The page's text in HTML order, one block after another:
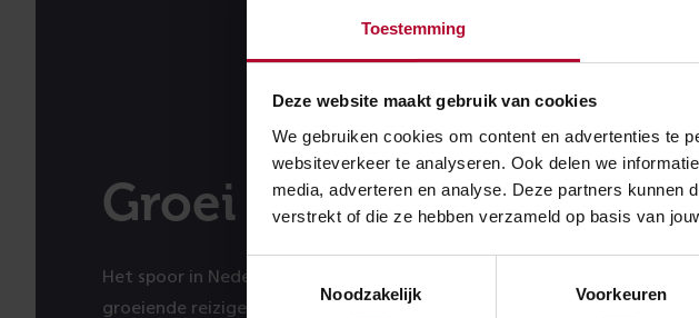
Toestemming
Deze website maakt gebruik van cookies
We gebruiken cookies om content en advertenties te
websiteverkeer te analyseren. Ook delen we
media, adverteren en analyse. Deze partners kunnen
verstrekt of die ze hebben verzameld op basis van
Noodzakelijk
Voorkeuren
Groei
Het spoor in Nederland richten we zo goed mogelijk in op het
groeiende reizigers- en goederenvervoer. Zo maken we met het